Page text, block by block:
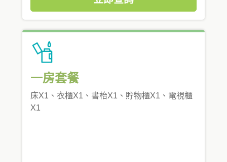
一房套餐
床X1、衣櫃X1、書枱X1、貯物櫃X1、電視櫃
X1